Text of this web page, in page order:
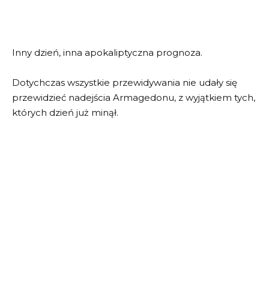
Inny dzień, inna apokaliptyczna prognoza.
Dotychczas wszystkie przewidywania nie udały się
przewidzieć nadejścia Armagedonu, z wyjątkiem tych,
których dzień już minął.